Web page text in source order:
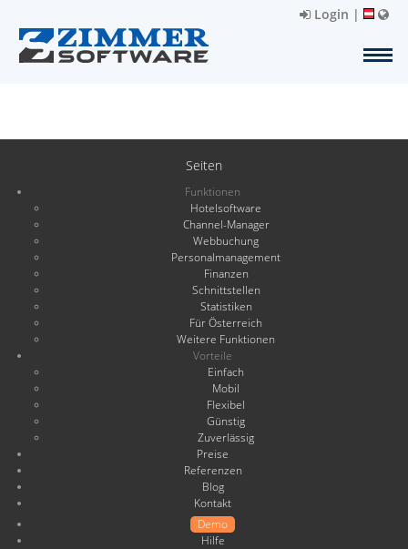
Login |
Seiten
Funktionen
Hotelsoftware
Channel-Manager
Webbuchung
Personalmanagement
Finanzen
Schnittstellen
Statistiken
Für Österreich
Weitere Funktionen
Vorteile
Einfach
Mobil
Flexibel
Günstig
Zuverlässig
Preise
Referenzen
Blog
Kontakt
Demo
Hilfe